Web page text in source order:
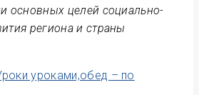
основных целей социально-
региона и страны
уроками,обед – по